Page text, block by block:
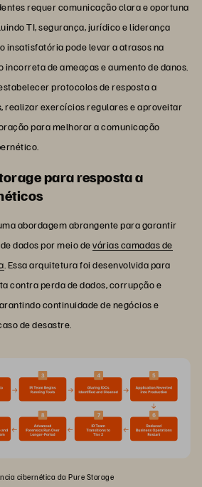
requer comunicação clara e oportuna
TI, segurança, jurídico e liderança
insatisfatória pode levar a atrasos na
de ameaças e aumento de danos.
protocolos de resposta a
realizar exercícios regulares e aproveitar
para melhorar a comunicação
para resposta a
abordagem abrangente para garantir
dados por meio devárias camadas de
. Essa arquitetura foi desenvolvida para
contra perda de dados, corrupção e
continuidade de negócios e
de desastre.
cibernética da Pure Storage